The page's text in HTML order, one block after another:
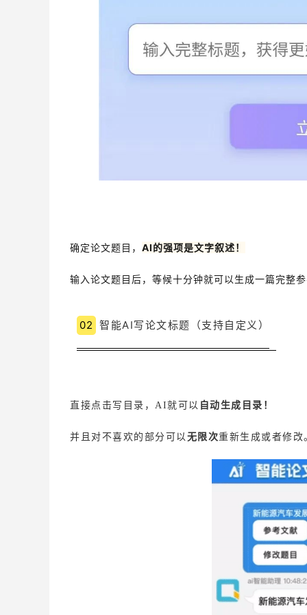
确定论文题目， AI的强项是文字叙述 ！
输入论文题目后，等候十分钟就可以生成一篇完整参
02 智能AI写论文标题（支持自定义）
直接点击写目录，AI就可以 自动生成目录！
并且对不喜欢的部分可以 无限次重新生成或者修改